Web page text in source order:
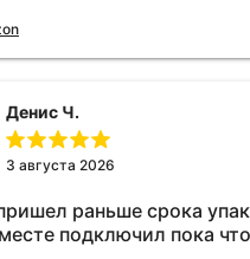
Денис Ч.
3 августа 2026
раньше срока
подключил пока